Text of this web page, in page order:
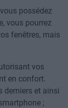
possédez
vous pourrez
fenêtres, mais
vos
en confort.
derniers et ainsi
;